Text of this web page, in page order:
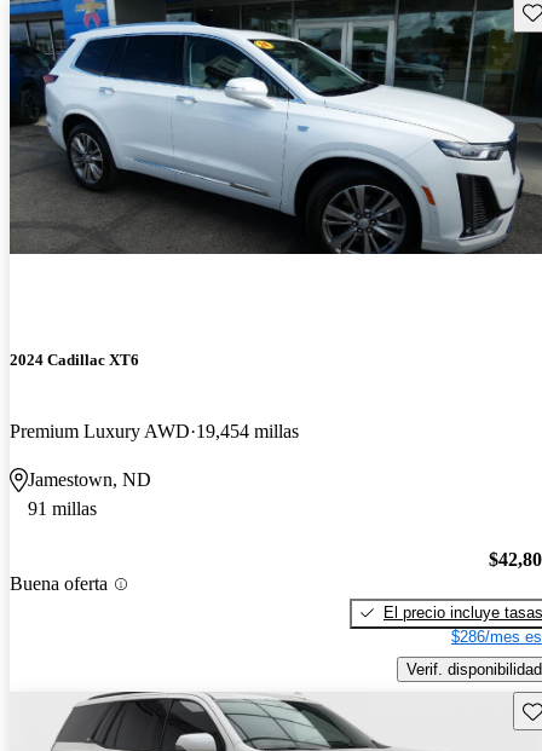
2024 Cadillac XT6
Premium Luxury AWD 19,454 millas
Jamestown, ND
91 millas
Buena oferta
El precio incluye tasas
$286/mes
Verif. disponibilidad